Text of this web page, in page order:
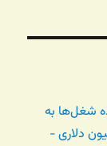
آینده شغل‌ها به
دلاری -